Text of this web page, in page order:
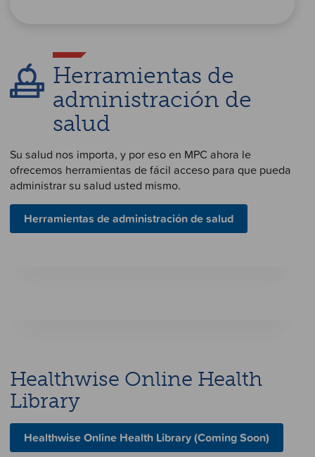
Herramientas de
administración de
salud
Su salud nos importa, y por eso en MPC ahora le
ofrecemos herramientas de fácil acceso para que pueda
administrar su salud usted mismo.
Herramientas de administración de salud
Healthwise Online Health
Library
Healthwise Online Health Library (Coming Soon)